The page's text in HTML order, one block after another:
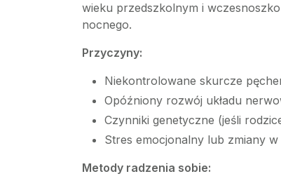
wieku przedszkolnym i
nocnego.
Przyczyny:
Niekontrolowane skurcze
Opóźniony rozwój układu
Czynniki genetyczne (jeśli
Stres emocjonalny lub zmiany
Metody radzenia sobie: